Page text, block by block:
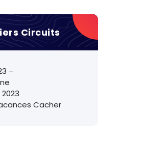
Circuits
–
2023
Cacher